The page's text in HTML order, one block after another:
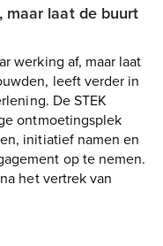
maar laat de buurt
werking af, maar laat
leeft verder in
De STEK
ontmoetingsplek
initiatief namen en
op te nemen.
het vertrek van